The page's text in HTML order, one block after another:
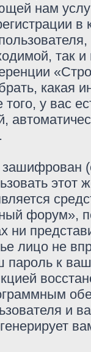
нам
так
какая
у вас
этот
форум»,
ни
лицо не
пароль к
и